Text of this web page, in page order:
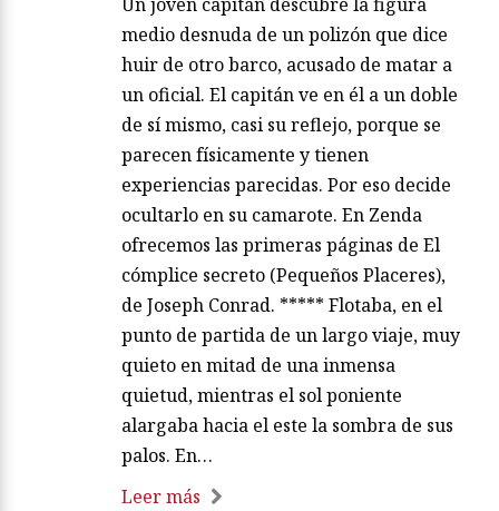
medio desnuda de un polizón que dice
huir de otro barco, acusado de matar a
un oficial. El capitán ve en él a un doble
de sí mismo, casi su reflejo, porque se
parecen físicamente y tienen
experiencias parecidas. Por eso decide
ocultarlo en su camarote. En Zenda
ofrecemos las primeras páginas de El
cómplice secreto (Pequeños Placeres),
de Joseph Conrad. ***** Flotaba, en el
punto de partida de un largo viaje, muy
quieto en mitad de una inmensa
quietud, mientras el sol poniente
alargaba hacia el este la sombra de sus
palos. En…
Leer más